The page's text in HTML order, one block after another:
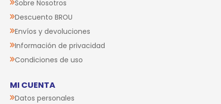
Sobre Nosotros
Descuento BROU
Envíos y devoluciones
Información de privacidad
Condiciones de uso
MI CUENTA
Datos personales